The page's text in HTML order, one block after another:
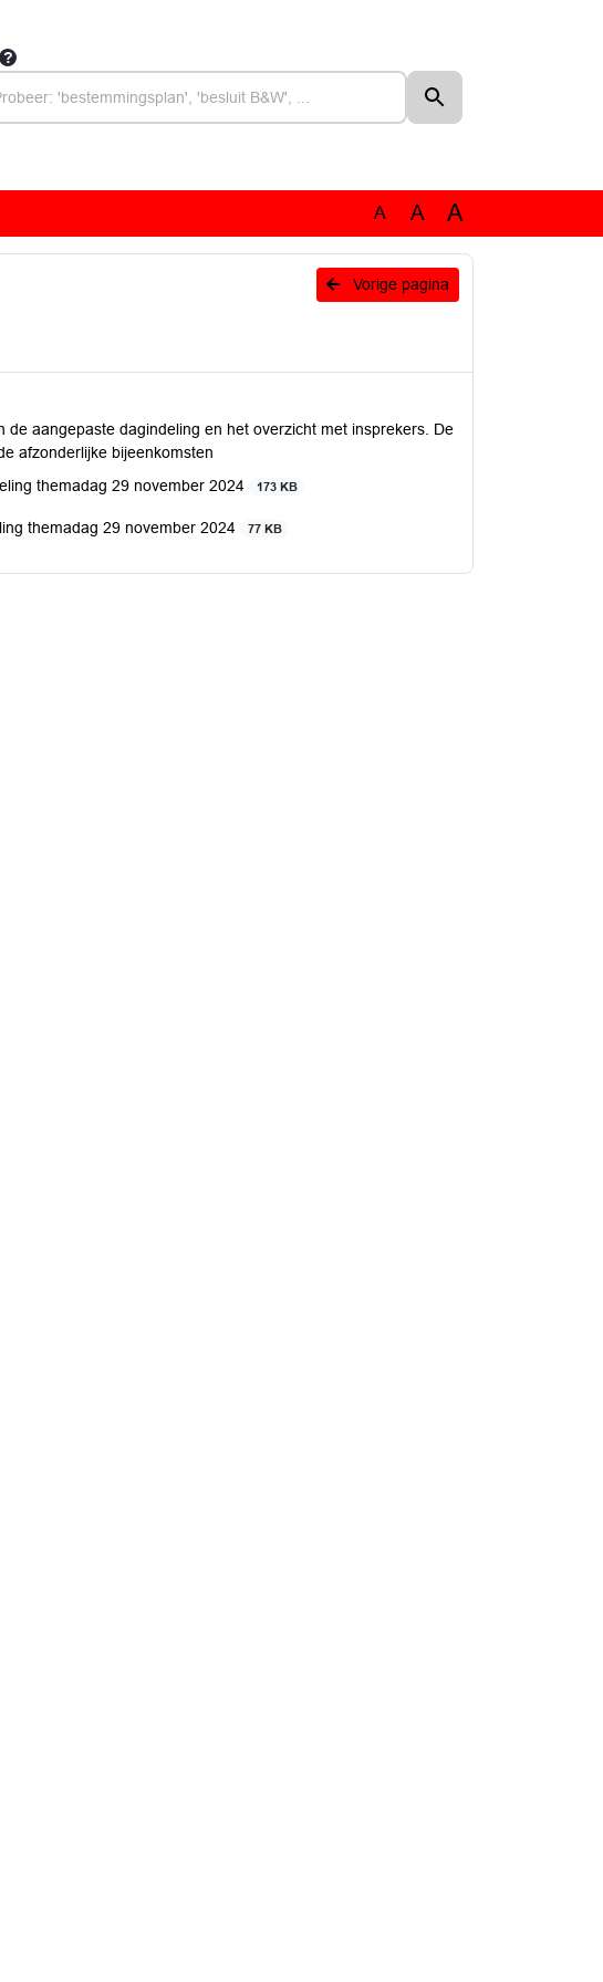
A A A
Vorige pagina
de aangepaste dagindeling en het overzicht met insprekers. De
afzonderlijke bijeenkomsten
themadag 29 november 2024 173 KB
themadag 29 november 2024 77 KB